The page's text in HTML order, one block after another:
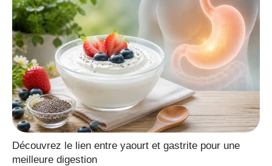
Découvrez le lien entre yaourt et gastrite pour une
meilleure digestion